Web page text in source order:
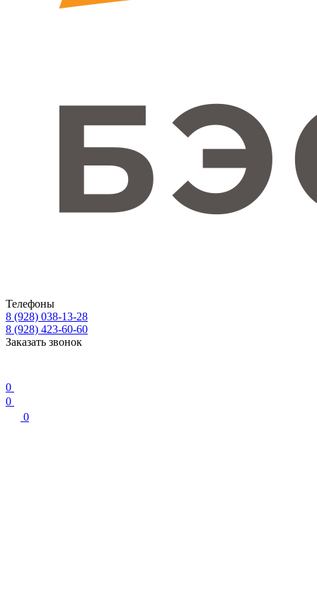
Телефоны
8 (928) 038-13-28
8 (928) 423-60-60
Заказать звонок
0
0
0